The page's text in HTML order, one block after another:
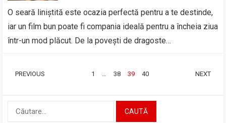
O seară liniștită este ocazia perfectă pentru a te destinde,
iar un film bun poate fi compania ideală pentru a încheia ziua
într-un mod plăcut. De la povești de dragoste…
PAGINAȚIE
PREVIOUS 1 … 38 39 40 NEXT
Caută